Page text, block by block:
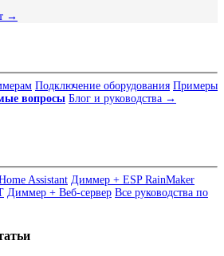
→
Подключение оборудования Примеры
вопросы Блог и руководства →
Assistant Диммер + ESP RainMaker
Диммер + Веб-сервер Все руководства по